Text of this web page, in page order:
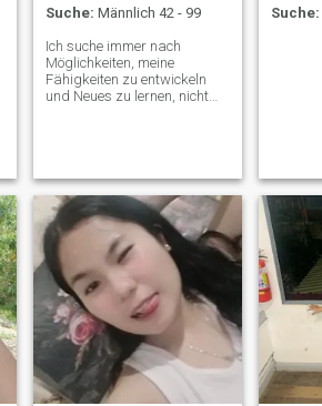
Suche: Männlich 42 - 99
Ich suche immer nach
Möglichkeiten, meine
Fähigkeiten zu entwickeln
und Neues zu lernen, nicht
wir erfahren interessante
Dinge über einander und die
meisten Menschen, mit denen
ich in Verbindung stehe,
habe ich kennengelernt, als
ich nach Möglichkeiten
Ausschau hielt, meine
Fähigkeiten zu verbessern.
Suche: